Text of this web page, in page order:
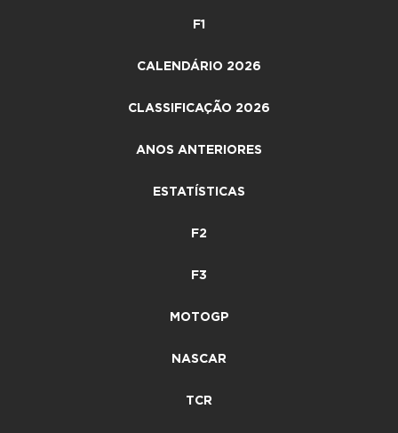
F1
CALENDÁRIO 2026
CLASSIFICAÇÃO 2026
ANOS ANTERIORES
ESTATÍSTICAS
F2
F3
MOTOGP
NASCAR
TCR